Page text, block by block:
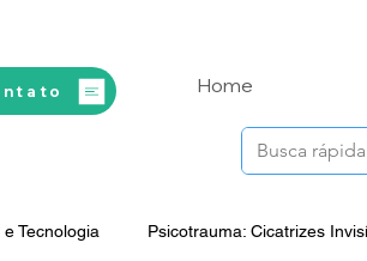
Home
Tecnologia Psicotrauma: Cicatrizes